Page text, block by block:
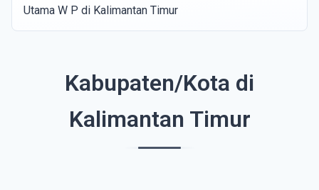
Utama W P di Kalimantan Timur
Kabupaten/Kota di
Kalimantan Timur